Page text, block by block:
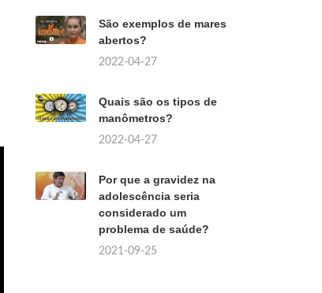
São exemplos de mares
abertos?
2022-04-27
Quais são os tipos de
manômetros?
2022-04-27
Por que a gravidez na
adolescência seria
considerado um
problema de saúde?
2021-09-25